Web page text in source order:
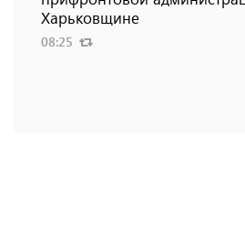
Харьковщине
08:25